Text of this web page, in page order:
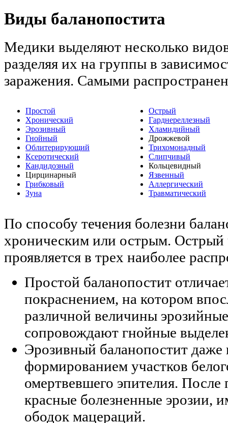
Виды баланопостита
Медики выделяют несколько
разделяя их на группы в
заражения. Самыми
Простой
Хронический
Эрозивный
Гнойный
Облитерирующий
Ксеротический
Кандидозный
Цирцинарный
Грибковый
Зуна
Острый
Гарднереллезный
Хламидийный
Дрожжевой
Трихомонадный
Слипчивый
Кольцевидный
Язвенный
Аллергический
Травматический
По способу течения болезни
хроническим или острым. Острый
проявляется в трех наиболее
Простой баланопостит
покраснением, на котором
различной величины
сопровождают гнойные
Эрозивный баланопостит даже
формированием участков
омертвевшего эпителия. После
красные болезненные эрозии,
ободок мацераций.